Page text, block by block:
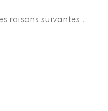
raisons suivantes :